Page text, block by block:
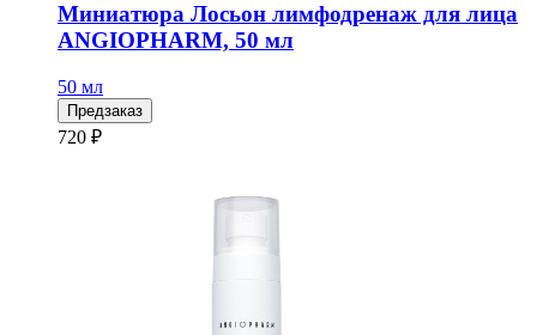
Миниатюра Лосьон лимфодренаж для лица
ANGIOPHARM, 50 мл
50 мл
Предзаказ
720 ₽